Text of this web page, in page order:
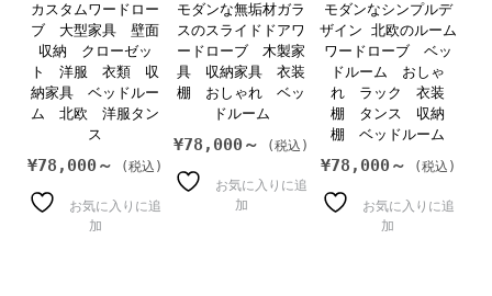
カスタムワードロー
ブ 大型家具 壁面
収納 クローゼッ
ト 洋服 衣類 収
納家具 ベッドルー
ム 北欧 洋服タン
ス
¥78,000～
お気に入りに追
加
モダンな無垢材ガラ
スのスライドドアワ
ードローブ 木製家
具 収納家具 衣装
棚 おしゃれ ベッ
ドルーム
¥78,000～
お気に入りに追
加
モダンなシンプルデ
ザイン 北欧のルーム
ワードローブ ベッ
ドルーム おしゃ
れ ラック 衣装
棚 タンス 収納
棚 ベッドルーム
¥78,000～
お気に入りに追
加